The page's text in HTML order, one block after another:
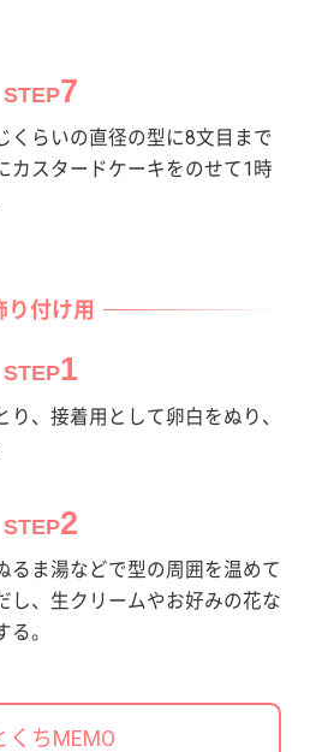
STEP7
くらいの直径の型に8文目まで
カスタードケーキをのせて1時
り付け用
STEP1
、接着用として卵白をぬり、
STEP2
るま湯などで型の周囲を温めて
し、生クリームやお好みの花な
。
くちMEMO